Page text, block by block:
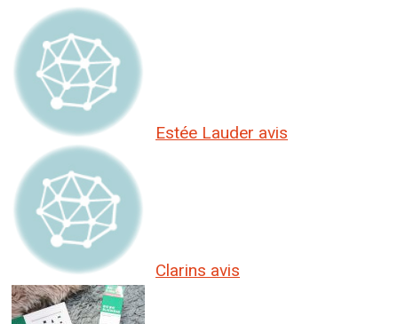
Estée Lauder avis
Clarins avis